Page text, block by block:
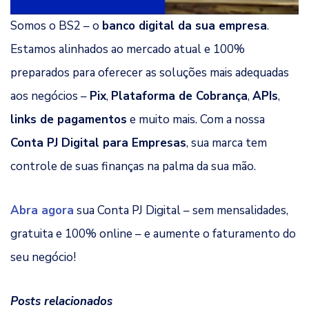
Somos o BS2 – o banco digital da sua empresa.
Estamos alinhados ao mercado atual e 100%
preparados para oferecer as soluções mais adequadas
aos negócios – Pix, Plataforma de Cobrança,APIs,
links de pagamentos e muito mais. Com a nossa
Conta PJ Digital para Empresas, sua marca tem
controle de suas finanças na palma da sua mão.
Abra agora sua Conta PJ Digital – sem mensalidades,
gratuita e 100% online – e aumente o faturamento do
seu negócio!
Posts relacionados